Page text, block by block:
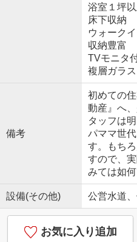
浴室１坪
床下収納
ウォーク
収納豊富
TVモニタ
複層ガラス
備考
初めての
動産』へ
タッフは
パママ世
す。もち
すので、
みては如
設備(その他) 公営水道
お気に入り追加